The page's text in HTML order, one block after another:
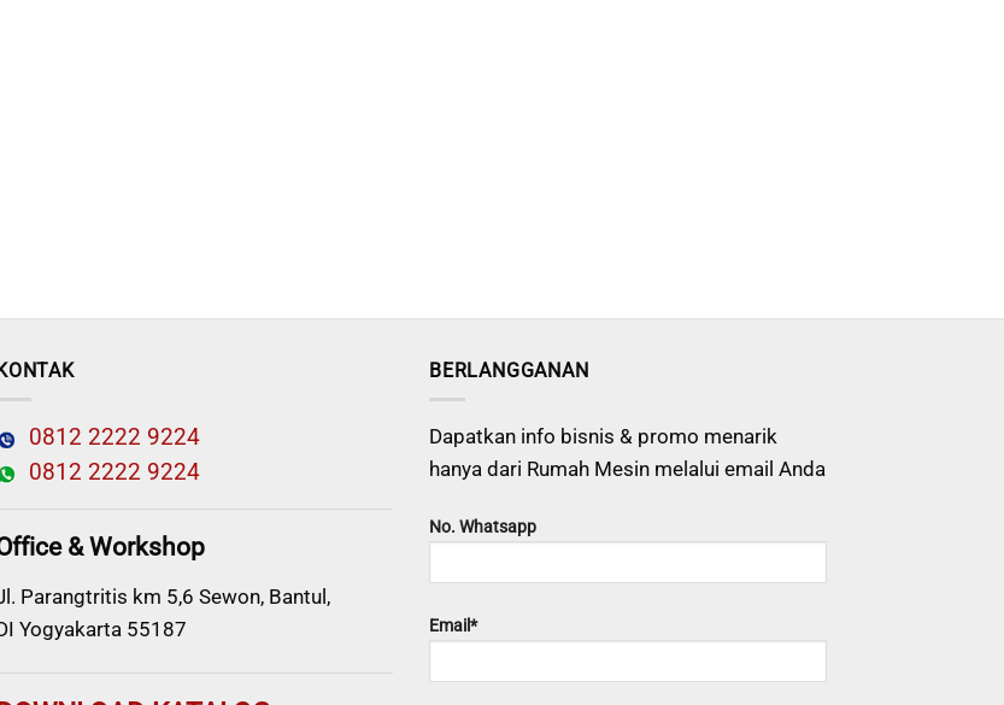
0812 2222 9224
0812 2222 9224
& Workshop
Parangtritis km 5,6 Sewon, Bantul,
Yogyakarta 55187
BERLANGGANAN
Dapatkan info bisnis & promo menarik
hanya dari Rumah Mesin melalui email Anda
No. Whatsapp
Email*